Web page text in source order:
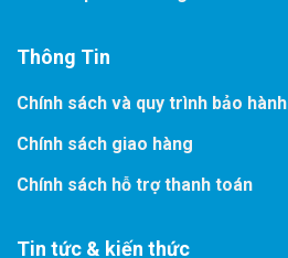
Thông Tin
Chính sách và quy trình bảo hành
Chính sách giao hàng
Chính sách hỗ trợ thanh toán
Tin tức & kiến thức